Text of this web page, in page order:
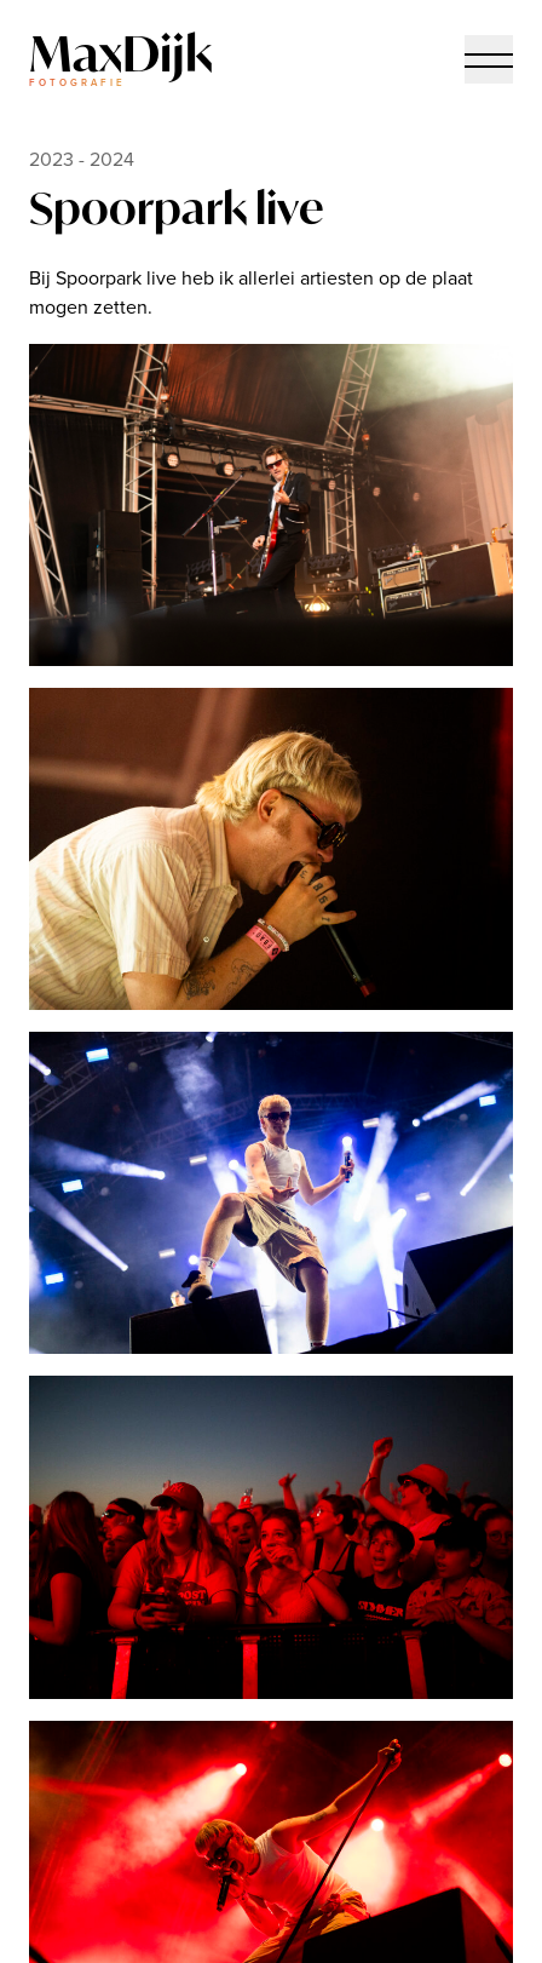
MaxDijk
FOTOGRAFIE
2023 - 2024
Spoorparklive
Bij Spoorpark live heb ik allerlei artiesten op de plaat
mogen zetten.